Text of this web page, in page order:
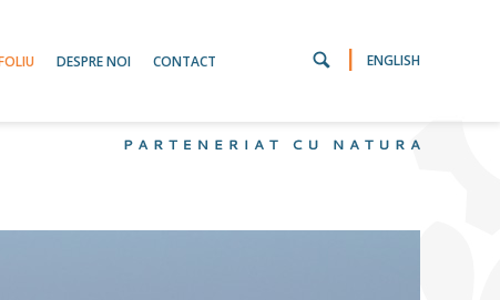
DESPRE NOI CONTACT | ENGLISH